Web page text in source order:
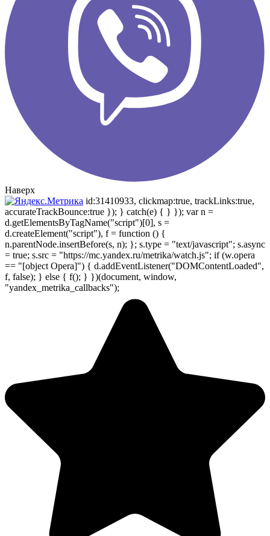
Наверх
id:31410933, clickmap:true, trackLinks:true,
accurateTrackBounce:true }); } catch(e) { } }); var n =
d.getElementsByTagName("script")[0], s =
d.createElement("script"), f = function () {
n.parentNode.insertBefore(s, n); }; s.type = "text/javascript"; s.async
= true; s.src = "https://mc.yandex.ru/metrika/watch.js"; if (w.opera
== "[object Opera]") { d.addEventListener("DOMContentLoaded",
f, false); } else { f(); } })(document, window,
"yandex_metrika_callbacks");